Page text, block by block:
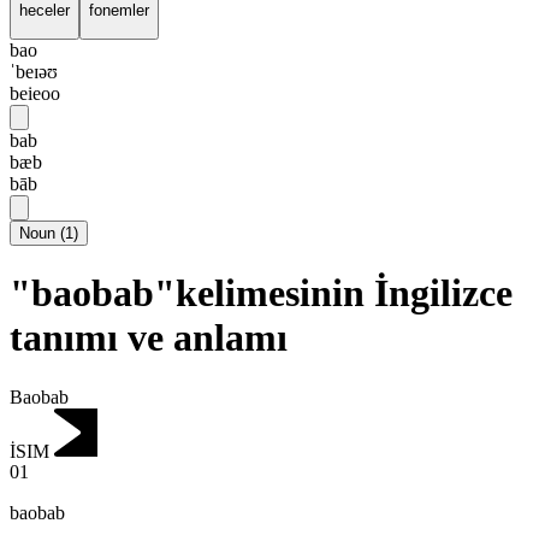
heceler fonemler
bao
ˈbeɪəʊ
beieoo
bab
bæb
bāb
Noun (1)
"baobab"kelimesinin İngilizce
tanımı ve anlamı
Baobab
İSIM
01
baobab